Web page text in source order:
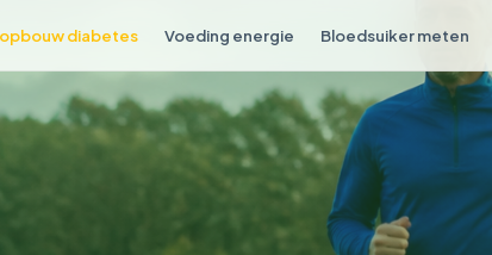
diabetes Voeding energie Bloedsuiker meten